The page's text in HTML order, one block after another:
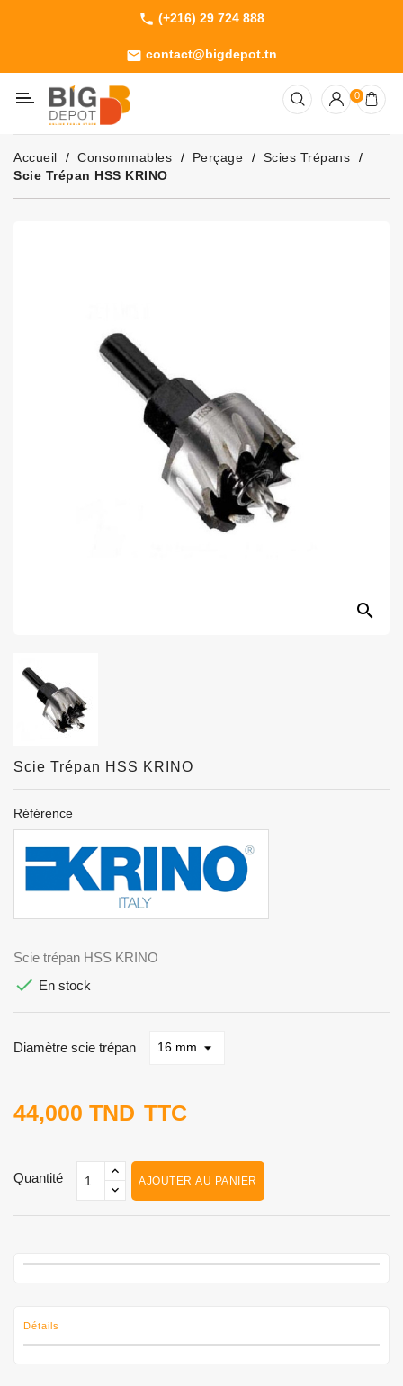
phone (+216) 29 724 888
email contact@bigdepot.tn
Machines
Outillage
Jardinage
Consommables
0
Accueil Consommables Perçage
Scies Trépans
Scie Trépan HSS KRINO
search
Scie Trépan HSS KRINO
Référence
Scie trépan HSS KRINO
 En stock
Diamètre scie trépan
44,000 TND TTC
Quantité AJOUTER AU PANIER
Détails